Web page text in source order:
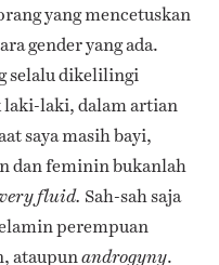
yang mencetuskan
gender yang ada.
selalu dikelilingi
laki-laki, dalam artian
saya masih bayi,
dan feminin bukanlah
fluid. Sah-sah saja
perempuan
ataupunandrogyny.